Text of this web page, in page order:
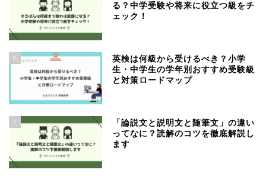
る？中学受験や将来に役立つ級をチ
ェック！
6
英検は何級から受けるべき？小学
生・中学生の学年別おすすめ受験級
と対策ロードマップ
7
「論説文と説明文と随筆文」の違い
ってなに？読解のコツを徹底解説し
ます